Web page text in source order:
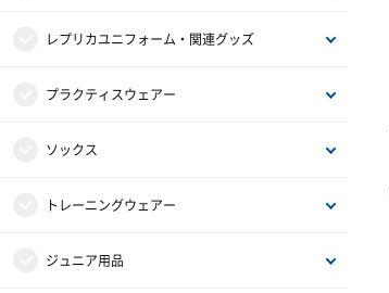
スパイク
トレーニングシューズ
インドアシューズ
シューズ関連商品
オフピッチシューズ・サンダル
レプリカユニフォーム・関連グッズ
日本代表関連ウェアー・グッズ
Jリーグ関連
ナショナルチーム
海外クラブチーム
プラクティスウェアー
半袖プラシャツ・Tシャツ
長袖プラシャツ・Tシャツ
ポロシャツ
ソックス
ロングストッキング
ショートソックス
トレーニングウェアー
トレーニングジャージ
ジュニア用品